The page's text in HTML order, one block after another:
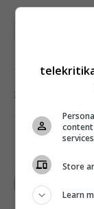
Поделиться:
content
Store
Learn